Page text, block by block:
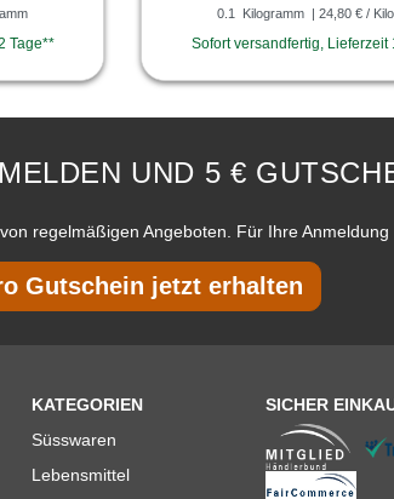
Tage**
0.1 Kilogramm | 24,80 € /
Sofort versandfertig, Lieferzeit
UND 5 €
regelmäßigen Angeboten. Für Ihre
Gutschein jetzt erhalten
KATEGORIEN
Süsswaren
Lebensmittel
SICHER